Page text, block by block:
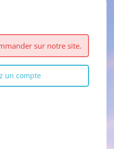
sur notre site.
un compte